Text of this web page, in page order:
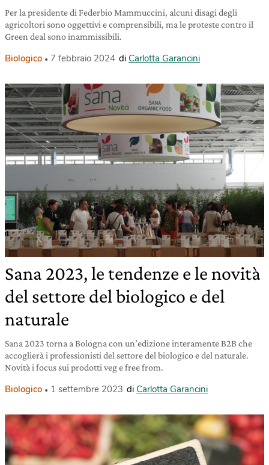
Per la presidente di Federbio Mammuccini, alcuni disagi degli
agricoltori sono oggettivi e comprensibili, ma le proteste contro il
Green deal sono inammissibili.
Biologico 7 febbraio 2024 di Carlotta Garancini
Sana 2023, le tendenze e le novità
del settore del biologico e del
naturale
Sana 2023 torna a Bologna con un’edizione interamente B2B che
accoglierà i professionisti del settore del biologico e del naturale.
Novità i focus sui prodotti veg e free from.
Biologico 1 settembre 2023 di Carlotta Garancini